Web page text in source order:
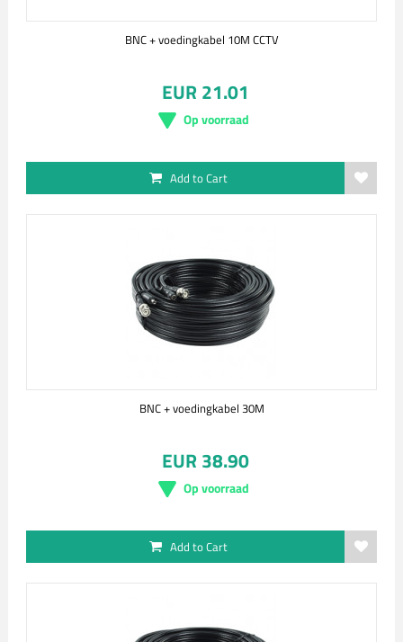
BNC + voedingkabel 10M CCTV
EUR 21.01
Op voorraad
Add to Cart
BNC + voedingkabel 30M
EUR 38.90
Op voorraad
Add to Cart